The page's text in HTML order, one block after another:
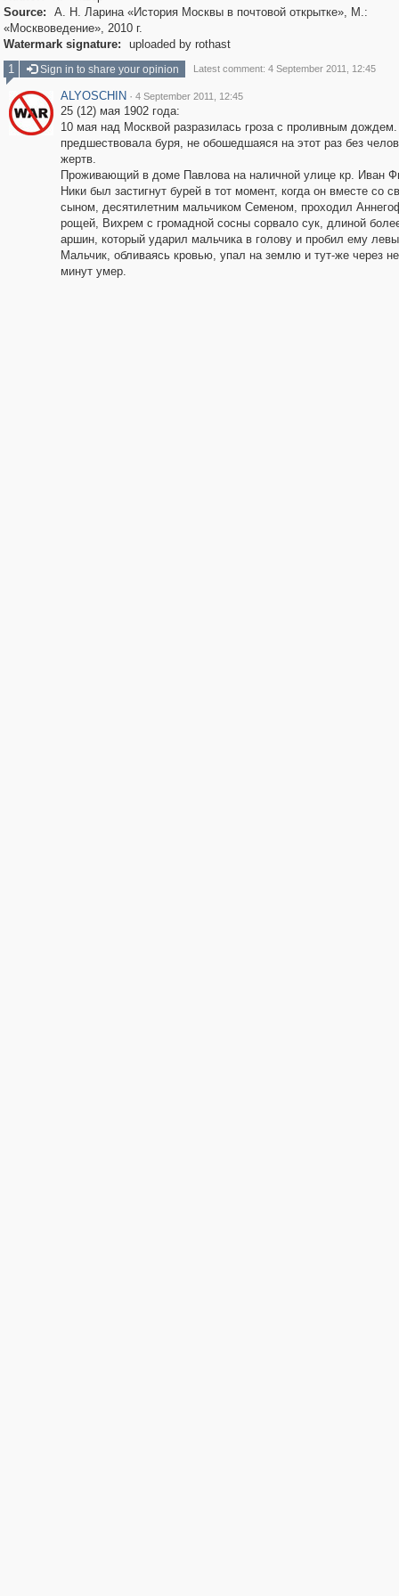
Source:
А. Н. Ларина «История Москвы в почтовой открытке», М.:
«Москвоведение», 2010 г.
Watermark signature:
uploaded by rothast
1
Sign in to share your opinion Latest comment: 4 September 2011, 12:45
ALYOSCHIN · 4 September 2011, 12:45
25 (12) мая 1902 года:
10 мая над Москвой разразилась гроза с проливным дождем.
предшествовала буря, не обошедшаяся на этот раз без
жертв.
Проживающий в доме Павлова на наличной улице кр. Иван
Ники был застигнут бурей в тот момент, когда он вместе со
сыном, десятилетним мальчиком Семеном, проходил
рощей, Вихрем с громадной сосны сорвало сук, длиной
аршин, который ударил мальчика в голову и пробил ему
Мальчик, обливаясь кровью, упал на землю и тут-же через
минут умер.